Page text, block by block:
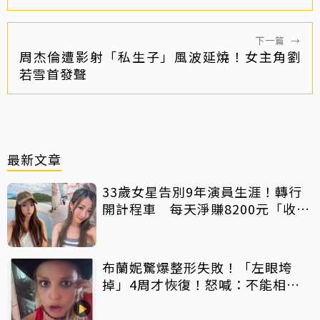
下一篇 →
周杰倫遭影射「私生子」風波延燒！女主角劉
若雪首發聲
最新文章
33歲女星告別9年演員生涯！轉行
開計程車 每天淨賺8200元「收入
布蘭妮驚爆整形失敗！「左眼垮
掉」4周才恢復！怒喊：不能相信